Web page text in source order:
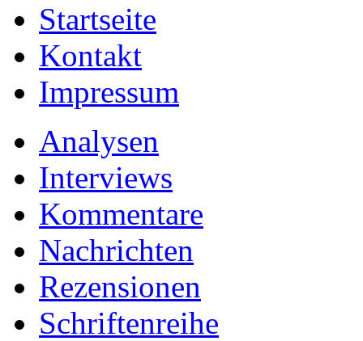
Startseite
Kontakt
Impressum
Analysen
Interviews
Kommentare
Nachrichten
Rezensionen
Schriftenreihe